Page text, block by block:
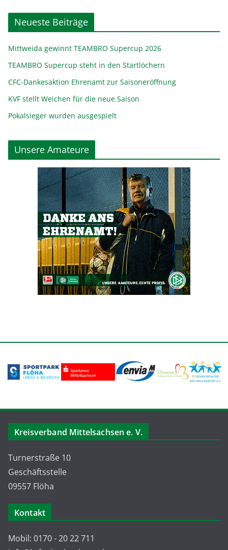
Neueste Beiträge
Mittweida gewinnt TEAMBRO Supercup 2026
TEAMBRO Supercup steht in den Startlöchern
CFC-Dankesaktion Ehrenamt zur Saisoneröffnung
KVF stellt Weichen für die neue Saison
Pokalsieger wurden ausgespielt
Unsere Amateure
Kreisverband Mittelsachsen e. V.
Turnerstraße 10
Geschäftsstelle
09557 Flöha
Kontakt
Mobil: 0170 - 20 22 711